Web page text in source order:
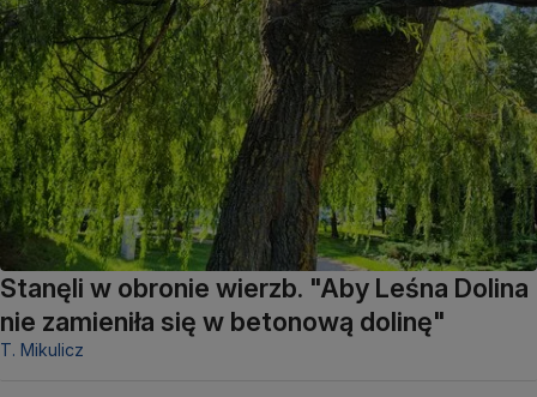
Stanęli w obronie wierzb. "Aby Leśna Dolina
nie zamieniła się w betonową dolinę"
T. Mikulicz